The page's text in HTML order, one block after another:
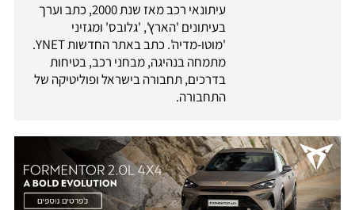
עיתונאי רכב מאז שנת 2000, כתב וערך
בעיתונים 'הארץ', 'גלובס' ומגזיני
'מוטו-מדיה'. כתב באתר החדשות YNET.
מתמחה בנהיגה, מבחני רכב, בטיחות
בדרכים, תחבורה בישראל ופוליטיקה של
התחבורה.